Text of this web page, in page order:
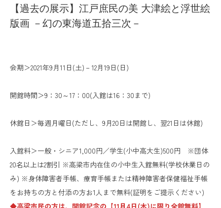
【過去の展示】江戸庶民の美 大津絵と浮世絵
版画 －幻の東海道五拾三次－
会期＞2021年9月11日(土)－12月19日(日)
開館時間＞9：30～17：00(入館は16：30まで)
休館日＞毎週月曜日(ただし、9月20日は開館し、翌21日は休館)
入館料＞一般・シニア1,000円／学生(小中高大生)500円 ※団体
20名以上は2割引 ※高梁市内在住の小中生入館無料(学校休業日の
み) ※身体障害者手帳、療育手帳または精神障害者保健福祉手帳
をお持ちの方と付添の方お1人まで無料(証明をご提示ください)
◆高梁市民の方は、開館記念の【11月4日(木)に限り全館無料】